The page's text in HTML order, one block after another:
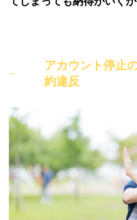
アカウント停止
約違反